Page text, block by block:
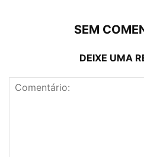
SEM
DEIXE UMA